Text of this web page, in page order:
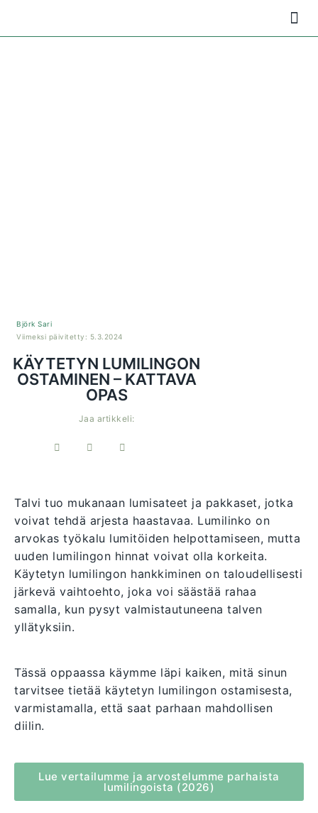
Björk Sari
Viimeksi päivitetty: 5.3.2024
KÄYTETYN LUMILINGON
OSTAMINEN – KATTAVA
OPAS
Jaa artikkeli:
Talvi tuo mukanaan lumisateet ja pakkaset, jotka
voivat tehdä arjesta haastavaa. Lumilinko on
arvokas työkalu lumitöiden helpottamiseen, mutta
uuden lumilingon hinnat voivat olla korkeita.
Käytetyn lumilingon hankkiminen on taloudellisesti
järkevä vaihtoehto, joka voi säästää rahaa
samalla, kun pysyt valmistautuneena talven
yllätyksiin.
Tässä oppaassa käymme läpi kaiken, mitä sinun
tarvitsee tietää käytetyn lumilingon ostamisesta,
varmistamalla, että saat parhaan mahdollisen
diilin.
Lue vertailumme ja arvostelumme parhaista
lumilingoista (2026)